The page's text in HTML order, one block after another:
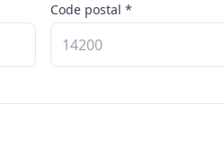
Code postal *